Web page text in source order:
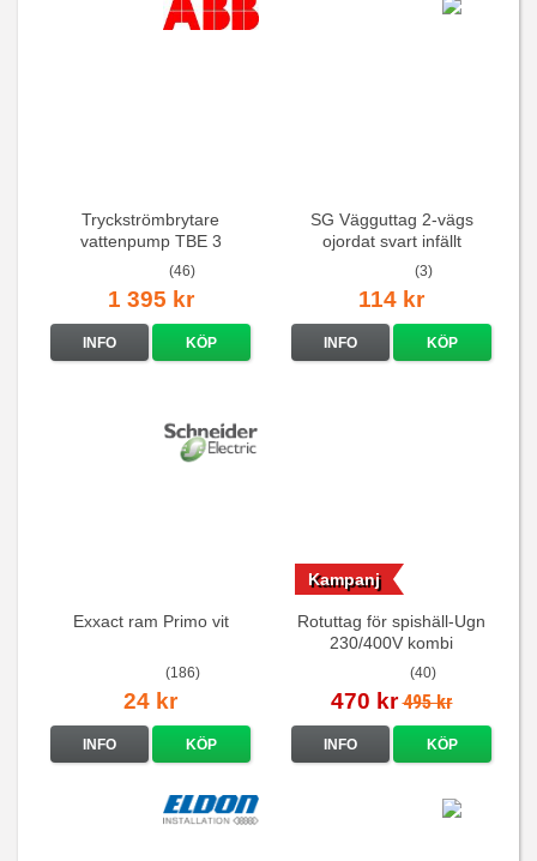
Tryckströmbrytare
vattenpump TBE 3
(46)
1 395 kr
INFO KÖP
SG Vägguttag 2-vägs
ojordat svart infällt
16A/250V
(3)
114 kr
INFO KÖP
Exxact ram Primo vit
(186)
24 kr
INFO KÖP
Rotuttag för spishäll-Ugn
230/400V kombi
(40)
Kampanj
470 kr 495 kr
INFO KÖP